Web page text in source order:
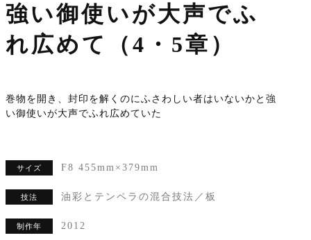
強い御使いが大声でふ
れ広めて（4・5章）
巻物を開き、封印を解くのにふさわしい者はいないかと強
い御使いが大声でふれ広めていた
サイズ F8 455mm×379mm
技法 油彩とテンペラの混合技法／板
制作年 2012